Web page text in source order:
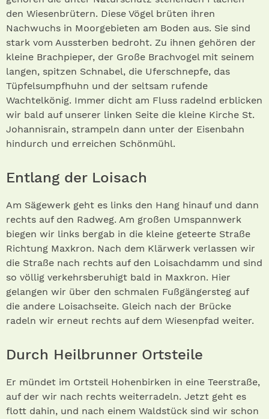
den Wiesenbrütern. Diese Vögel brüten ihren
Nachwuchs in Moorgebieten am Boden aus. Sie sind
stark vom Aussterben bedroht. Zu ihnen gehören der
kleine Brachpieper, der Große Brachvogel mit seinem
langen, spitzen Schnabel, die Uferschnepfe, das
Tüpfelsumpfhuhn und der seltsam rufende
Wachtelkönig. Immer dicht am Fluss radelnd erblicken
wir bald auf unserer linken Seite die kleine Kirche St.
Johannisrain, strampeln dann unter der Eisenbahn
hindurch und erreichen Schönmühl.
Entlang der Loisach
Am Sägewerk geht es links den Hang hinauf und dann
rechts auf den Radweg. Am großen Umspannwerk
biegen wir links bergab in die kleine geteerte Straße
Richtung Maxkron. Nach dem Klärwerk verlassen wir
die Straße nach rechts auf den Loisachdamm und sind
so völlig verkehrsberuhigt bald in Maxkron. Hier
gelangen wir über den schmalen Fußgängersteg auf
die andere Loisachseite. Gleich nach der Brücke
radeln wir erneut rechts auf dem Wiesenpfad weiter.
Durch Heilbrunner Ortsteile
Er mündet im Ortsteil Hohenbirken in eine Teerstraße,
auf der wir nach rechts weiterradeln. Jetzt geht es
flott dahin, und nach einem Waldstück sind wir schon